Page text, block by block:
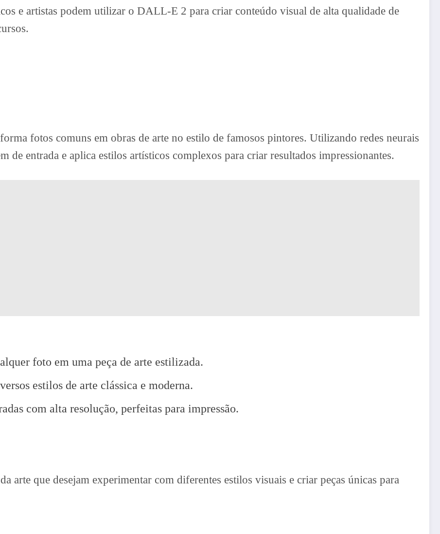
e artistas podem utilizar o DALL-E 2 para criar conteúdo visual de alta qualidade de
fotos comuns em obras de arte no estilo de famosos pintores. Utilizando redes neurais
de entrada e aplica estilos artísticos complexos para criar resultados impressionantes.
foto em uma peça de arte estilizada.
estilos de arte clássica e moderna.
com alta resolução, perfeitas para impressão.
arte que desejam experimentar com diferentes estilos visuais e criar peças únicas para